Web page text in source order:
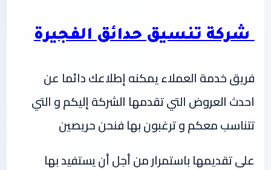
شركة تنسيق حدائق الفجيرة
فريق خدمة العملاء يمكنه إطلاعك دائما عن
احدث العروض التي تقدمها الشركة إليكم و التي
تتناسب معكم و ترغبون بها فنحن حريصين
على تقديمها باستمرار من أجل أن يستفيد بها